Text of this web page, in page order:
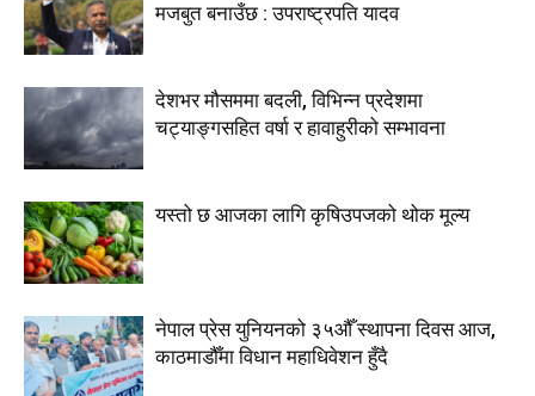
मजबुत बनाउँछ : उपराष्ट्रपति यादव
देशभर मौसममा बदली, विभिन्न प्रदेशमा
चट्याङ्गसहित वर्षा र हावाहुरीको सम्भावना
यस्तो छ आजका लागि कृषिउपजको थोक मूल्य
नेपाल प्रेस युनियनको ३५औँ स्थापना दिवस आज,
काठमाडौँमा विधान महाधिवेशन हुँदै